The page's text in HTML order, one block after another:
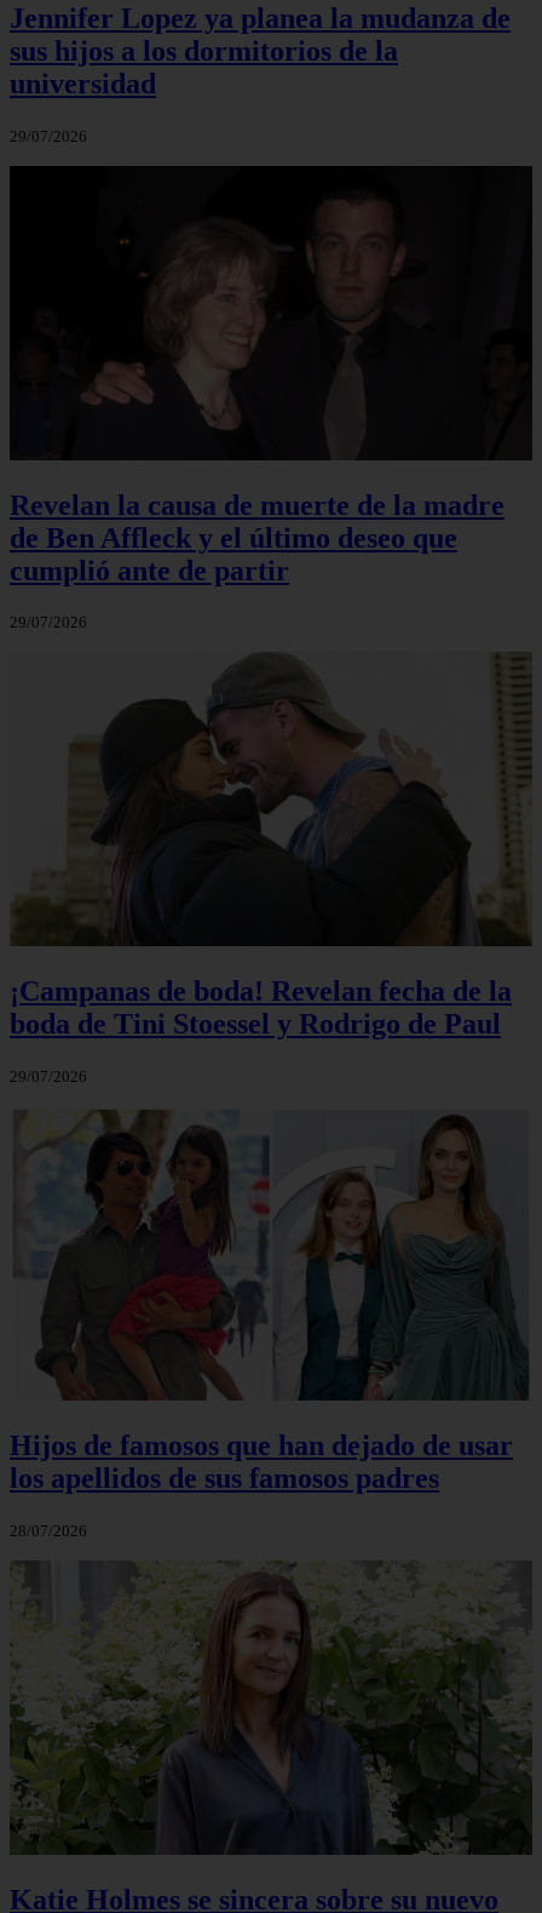
Jennifer Lopez ya planea la mudanza de
sus hijos a los dormitorios de la
universidad
29/07/2026
Revelan la causa de muerte de la madre
de Ben Affleck y el último deseo que
cumplió ante de partir
29/07/2026
¡Campanas de boda! Revelan fecha de la
boda de Tini Stoessel y Rodrigo de Paul
29/07/2026
Hijos de famosos que han dejado de usar
los apellidos de sus famosos padres
28/07/2026
Katie Holmes se sincera sobre su nuevo